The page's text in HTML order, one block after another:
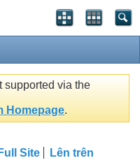
supported via the
Homepage.
Full Site Lên trên